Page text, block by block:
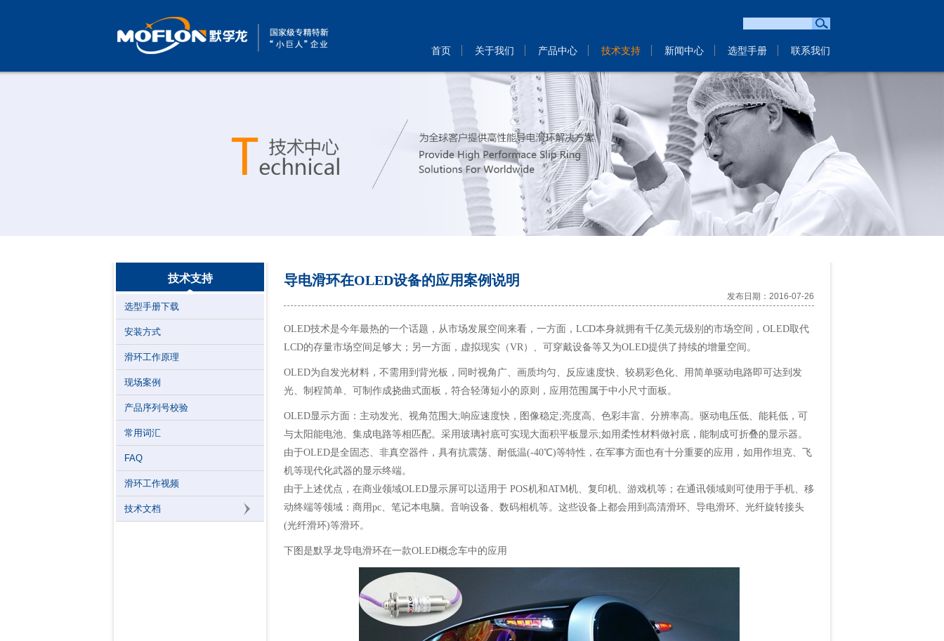
首页 关于我们 产品中心 技术支持 新闻中心 选型手册 联系我们
技术支持
选型手册下载
安装方式
滑环工作原理
现场案例
产品序列号校验
常用词汇
FAQ
滑环工作视频
技术文档
导电滑环在OLED设备的应用案例说明
发布日期：2016-07-26
OLED技术是今年最热的一个话题，从市场发展空间来看，一方面，LCD本身就拥有千亿美元级别的市场空间，OLED取代
LCD的存量市场空间足够大；另一方面，虚拟现实（VR）、可穿戴设备等又为OLED提供了持续的增量空间。
OLED为自发光材料，不需用到背光板，同时视角广、画质均匀、反应速度快、较易彩色化、用简单驱动电路即可达到发
光、制程简单、可制作成挠曲式面板，符合轻薄短小的原则，应用范围属于中小尺寸面板。
OLED显示方面：主动发光、视角范围大;响应速度快，图像稳定;亮度高、色彩丰富、分辨率高。驱动电压低、能耗低，可
与太阳能电池、集成电路等相匹配。采用玻璃衬底可实现大面积平板显示;如用柔性材料做衬底，能制成可折叠的显示器。
由于OLED是全固态、非真空器件，具有抗震荡、耐低温(-40℃)等特性，在军事方面也有十分重要的应用，如用作坦克、飞
机等现代化武器的显示终端。
由于上述优点，在商业领域OLED显示屏可以适用于 POS机和ATM机、复印机、游戏机等；在通讯领域则可使用于手机、移
动终端等领域：商用pc、笔记本电脑。音响设备、数码相机等。这些设备上都会用到 高清滑环 导电滑环
光纤旋转接头
(光纤滑环)等滑环 。
下图是默孚龙导电滑环在一款OLED概念车中的应用